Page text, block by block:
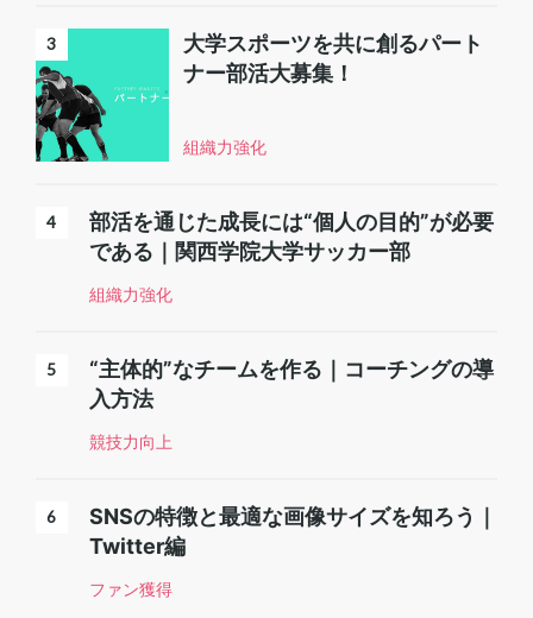
大学スポーツを共に創るパート
ナー部活大募集！
組織力強化
部活を通じた成長には“個人の目的”が必要
である｜関西学院大学サッカー部
組織力強化
“主体的”なチームを作る｜コーチングの導
入方法
競技力向上
SNSの特徴と最適な画像サイズを知ろう｜
Twitter編
ファン獲得